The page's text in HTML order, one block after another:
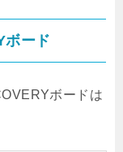
ボード
ボードは